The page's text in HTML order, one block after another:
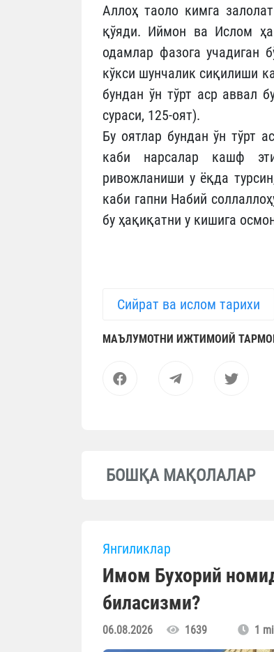
Аллоҳ таоло кимга
қўяди. Иймон ва Ислом
одамлар фазога учадиган
кўкси шунчалик сиқилиши
бундан ўн тўрт аср аввал
сураси, 125-оят).
Бу оятлар бундан ўн тўрт
каби нарсалар кашф
ривожланиши у ёқда
каби гапни Набий
бу ҳақиқатни у кишига
Сийрат ва ислом тарихи
МАЪЛУМОТНИ ИЖТИМОИЙ
БОШҚА МАҚОЛАЛАР
Янгиликлар
Имом Бухорий
биласизми?
06.08.2026 1639 1